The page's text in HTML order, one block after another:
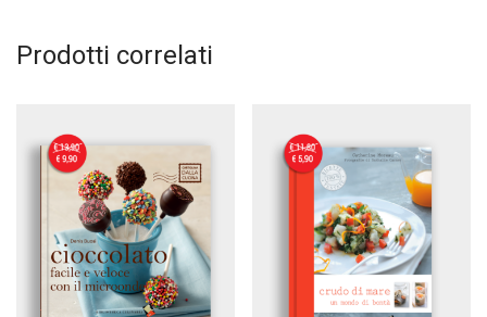
Prodotti correlati